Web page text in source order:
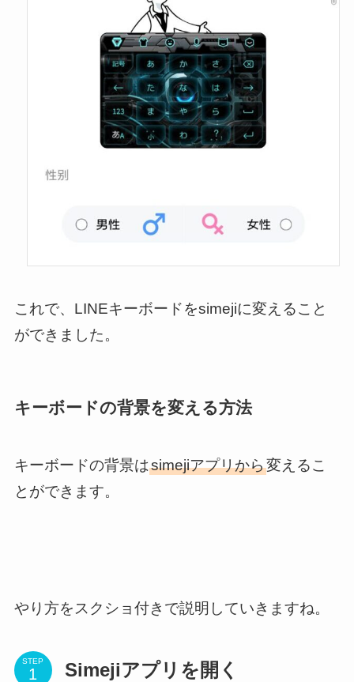
これで、LINEキーボードをsimejiに変えること
ができました。
キーボードの背景を変える方法
キーボードの背景はsimejiアプリから変えるこ
とができます。
やり方をスクショ付きで説明していきますね。
STEP Simejiアプリを開く